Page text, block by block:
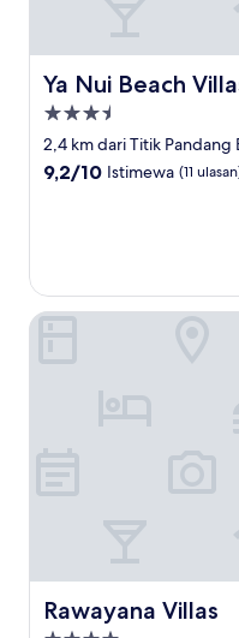
Ya Nui Beach
Ya Nui Beach Villas
Properti
bintang
3.5
2,4 km dari Titik Pandang
9.2
9,2/10 Istimewa (11
Rawayana Villas
Rawayana Villas
Rawayana Villas